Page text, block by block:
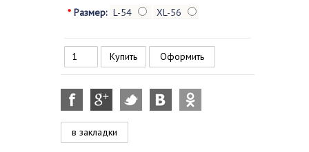
* Размер: L-54 XL-56
Оформить
в закладки